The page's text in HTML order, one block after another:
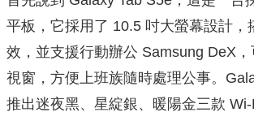
平板，它採用了 10.5 吋大螢幕設計，
效，並支援行動辦公 Samsung DeX
視窗，方便上班族隨時處理公事。
推出迷夜黑、星綻銀、暖陽金三款 Wi-